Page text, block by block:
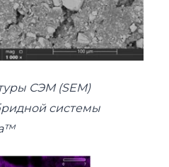
СЭМ (SEM)
системы